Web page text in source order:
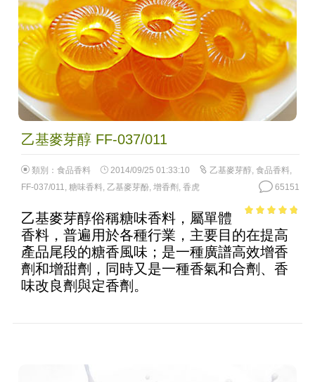
乙基麥芽醇 FF-037/011
類別： 食品香料 2014/09/25 01:33:10 乙基麥芽醇, 食品香料,
FF-037/011, 糖味香料, 乙基麥芽酚, 增香劑 , 香虎 65151
5
乙基麥芽醇俗稱糖味香料，屬單體
香料，普遍用於各種行業，主要目的在提高
產品尾段的糖香風味；是一種廣譜高效增香
劑和增甜劑，同時又是一種香氣和合劑、香
味改良劑與定香劑。